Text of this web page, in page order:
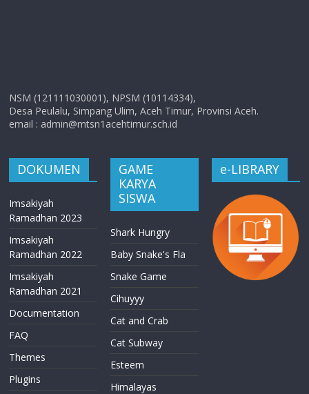
NSM (121111030001), NPSM (10114334),
Desa Peulalu, Simpang Ulim, Aceh Timur, Provinsi Aceh.
email : admin@mtsn1acehtimur.sch.id
DOKUMEN
Imsakiyah
Ramadhan 2023
Imsakiyah
Ramadhan 2022
Imsakiyah
Ramadhan 2021
Documentation
FAQ
Themes
Plugins
GAME
KARYA
SISWA
Shark Hungry
Baby Snake's Fla
Snake Game
Cihuyyy
Cat and Crab
Cat Subway
Esteem
Himalayas
e-LIBRARY